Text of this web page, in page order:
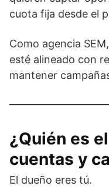
cuota fija desde el
Como agencia
esté alineado con
mantener
¿Quién es
cuentas y
El dueño eres tú.